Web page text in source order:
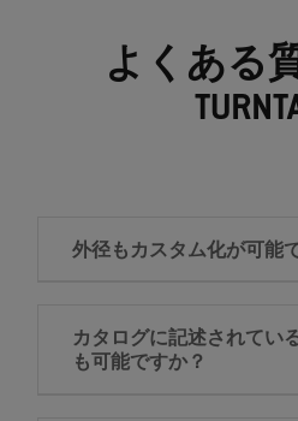
ダウンロードよくある
外径もカスタム化が可能
カタログに記述されてい
も可能ですか？